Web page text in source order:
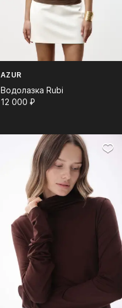
AZUR
Водолазка Rubi
12 000⁠ ⁠₽